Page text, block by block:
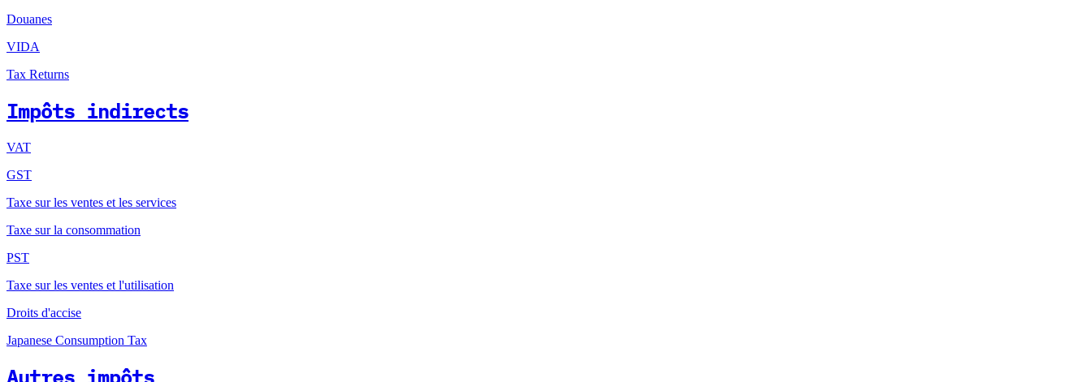
Douanes
VIDA
Tax Returns
Impôts indirects
VAT
GST
Taxe sur les ventes et les services
Taxe sur la consommation
PST
Taxe sur les ventes et l'utilisation
Droits d'accise
Japanese Consumption Tax